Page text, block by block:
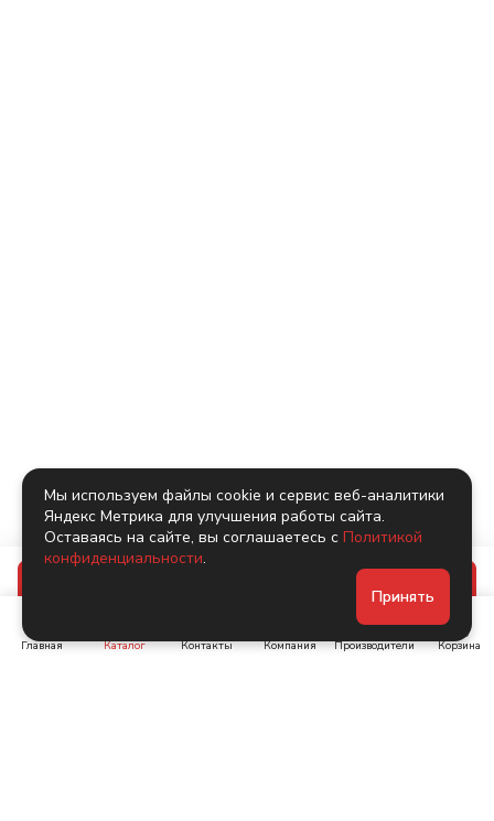
Главная Каталог Контакты Компания Производители Корзина
Мы используем файлы cookie и сервис веб-аналитики
Яндекс Метрика для улучшения работы сайта.
Оставаясь на сайте, вы соглашаетесь с Политикой
конфиденциальности.
Принять